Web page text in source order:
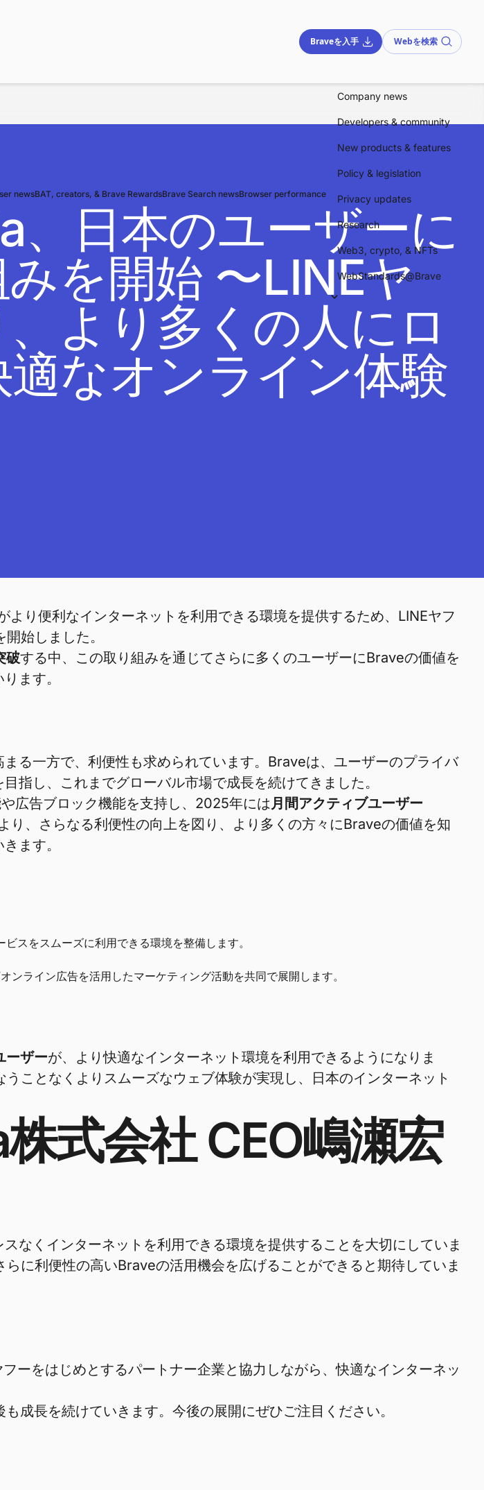
Braveを入手 Webを検索
newsBAT, creators, & Brave RewardsBrave Search newsBrowser performance
Company news
Developers & community
New products & features
Policy & legislation
Privacy updates
Research
Web3, crypto, & NFTs
WebStandards@Brave
日本のユーザーに
を開始 〜LINEヤ
より多くの人にロ
なオンライン体験
り便利なインターネットを利用できる環境を提供するため、LINEヤフ
始しました。
破する中、この取り組みを通じてさらに多くのユーザーにBraveの価値を
ます。
る一方で、利便性も求められています。Braveは、ユーザーのプライバ
指し、これまでグローバル市場で成長を続けてきました。
広告ブロック機能を支持し、2025年には月間アクティブユーザー
り、さらなる利便性の向上を図り、より多くの方々にBraveの価値を知
ます。
スをスムーズに利用できる環境を整備します。
ライン広告を活用したマーケティング活動を共同で展開します。
ーザーが、より快適なインターネット環境を利用できるようになりま
ことなくよりスムーズなウェブ体験が実現し、日本のインターネット
式会社 CEO嶋瀬宏
なくインターネットを利用できる環境を提供することを大切にしていま
に利便性の高いBraveの活用機会を広げることができると期待していま
ーをはじめとするパートナー企業と協力しながら、快適なインターネッ
も成長を続けていきます。今後の展開にぜひご注目ください。